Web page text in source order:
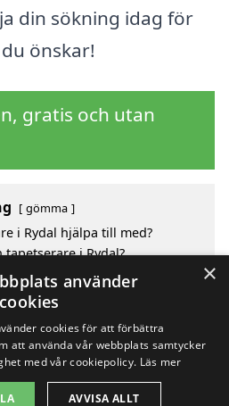
din sökning idag för
önskar!
gratis och utan
gömma
i Rydal hjälpa till med?
i Rydal?
tapetserare i Rydal
i de omgivande
2026 - Pilanto Aps
×
använder
cookies
cookies för att förbättra
att använda vår webbplats samtycker
med vår cookiepolicy. Läs mer
AVVISA ALLT